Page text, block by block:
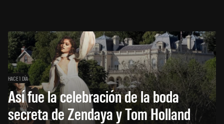
HACE 1 DÍA
Así fue la celebración de la boda
secreta de Zendaya y Tom Holland